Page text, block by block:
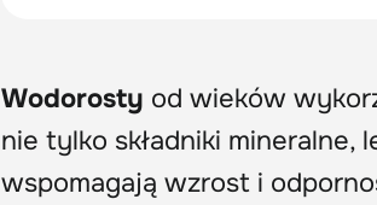
Wodorosty od wieków
nie tylko składniki mineralne,
wspomagają wzrost i